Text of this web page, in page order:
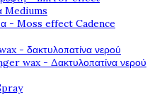
Mediums
- Moss effect Cadence
- δακτυλοπατίνα νερού
wax - Δακτυλοπατίνα νερού